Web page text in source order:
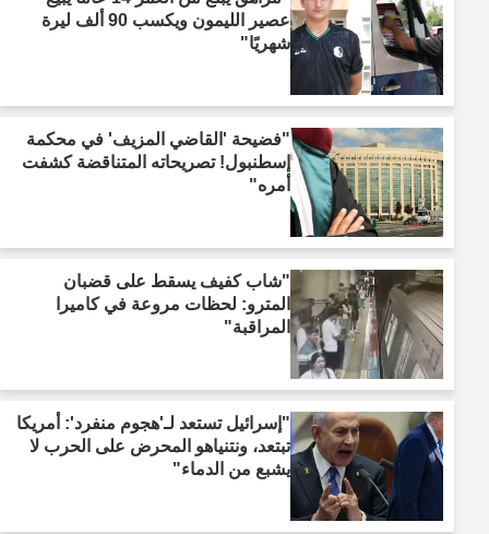
عصير الليمون ويكسب 90 ألف ليرة
شهريًا"
"فضيحة 'القاضي المزيف' في محكمة
إسطنبول! تصريحاته المتناقضة كشفت
أمره"
"شاب كفيف يسقط على قضبان
المترو: لحظات مروعة في كاميرا
المراقبة"
"إسرائيل تستعد لـ'هجوم منفرد': أمريكا
تبتعد، ونتنياهو المحرض على الحرب لا
يشبع من الدماء"